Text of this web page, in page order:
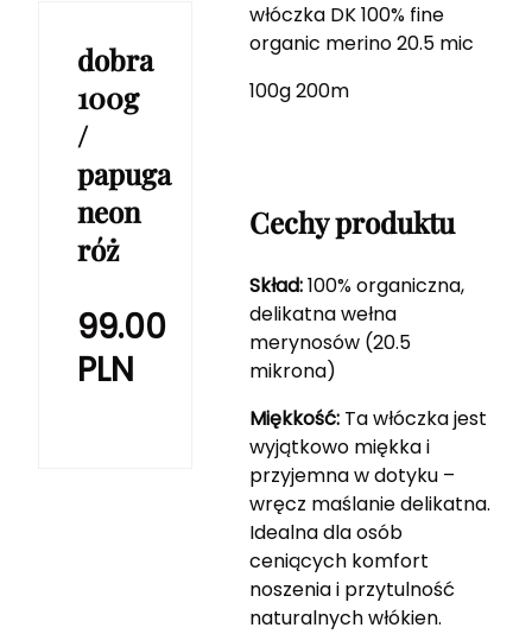
dobra
100g
/
papuga
neon
róż
99.00
PLN
włóczka DK 100% fine
organic merino 20.5 mic
100g 200m
Cechy produktu
Skład:100% organiczna,
delikatna wełna
merynosów (20.5
mikrona)
Miękkość:Ta włóczka jest
wyjątkowo miękka i
przyjemna w dotyku –
wręcz maślanie delikatna.
Idealna dla osób
ceniących komfort
noszenia i przytulność
naturalnych włókien.